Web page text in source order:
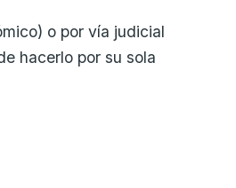
o por vía judicial
hacerlo por su sola